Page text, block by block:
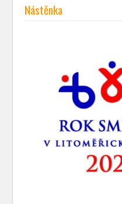
Nástěnka